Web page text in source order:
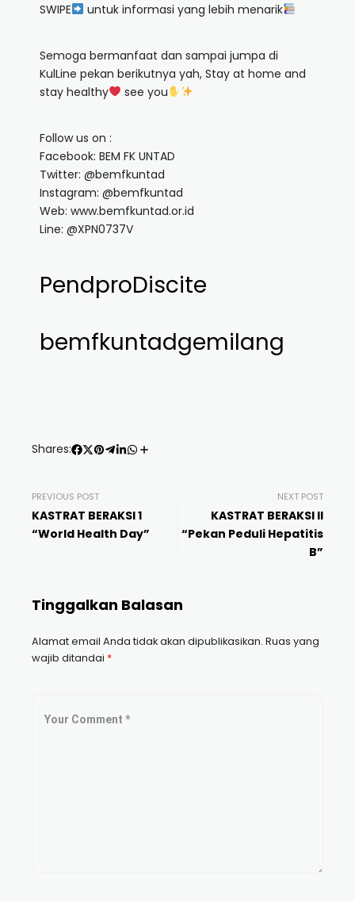
SWIPE
untuk informasi yang lebih menarik
Semoga bermanfaat dan sampai jumpa di
KulLine pekan berikutnya yah, Stay at home and
stay healthy
see you
Follow us on :
Facebook: BEM FK UNTAD
Twitter: @bemfkuntad
Instagram: @bemfkuntad
Web: www.bemfkuntad.or.id
Line: @XPN0737V
PendproDiscite
bemfkuntadgemilang
Shares:
PREVIOUS POST
KASTRAT BERAKSI 1
“World Health Day”
NEXT POST
KASTRAT BERAKSI II
“Pekan Peduli Hepatitis
B”
Tinggalkan Balasan
Alamat email Anda tidak akan dipublikasikan. Ruas yang
wajib ditandai *